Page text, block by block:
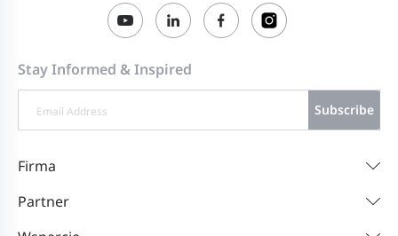
Stay Informed & Inspired
Subscribe
Firma
Partner